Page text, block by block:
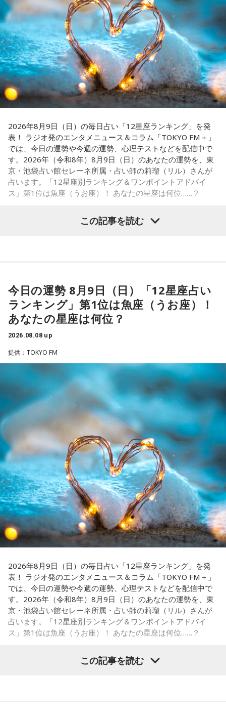
■実況：師岡正雄アナウンサー
■番組X：@showup1242
■ハッシュタグ：#ショウアップナイター #60n
■メールアドレス：89@1242.com
■番組ホームページ：https://www.1242.com/showup
ペナントレースも終盤に差し掛かり、古巣・ヤクルトにとっ
て勝負の夏となる神宮球場の一戦での髙津氏ならではの視点
に注目が集まる。
『ニッポン放送ショウアップナイター』では、今後も60周年
のアニバーサリーイヤーにふさわしい球界のレジェンドたち
がスペシャルゲスト解説者として登場する。さらに、リスナ
ーにとって嬉しい夏の味覚や現金が当たるプレゼント企画も
実施する。
■髙津臣吾 コメント
「ショウアップナイター」をお聴きの皆さま、ご無沙汰して
ペナントレース終盤の神宮球場、一つ一つのプレーの重みが
「ニッポン放送ショウアップナイター ヤクルト×DeNA」
■放送日時：8月15日（土） 17時50分～試合終了 （延長対
応あり）
■スペシャルゲスト解説：髙津臣吾
■実況：師岡正雄アナウンサー
■番組X：@showup1242
■ハッシュタグ：#ショウアップナイター #60n
■メールアドレス：89@1242.com
■番組ホームページ： https://www.1242.com/showup
2026年8月9日（日）の毎日占い「12星座ランキング」を発
表！ ラジオ発のエンタメニュース＆コラム「TOKYO FM＋」
では、今日の運勢や今週の運勢、心理テストなどを配信中で
す。2026年（令和8年）8月9日（日）のあなたの運勢を、東
京・池袋占い館セレーネ所属・占い師の莉瑠（リル）さんが
占います。「12星座別ランキング＆ワンポイントアドバイ
ス」第1位は魚座（うお座）！ あなたの星座は何位……？
【2位】蟹座（かに座）
好調な運気で心地よく過ごせる1日となりそうです。直感が冴
えやすい運気なので、選択に迷った際は自分の直感を参考に
してみてください。
学びや成長ができそうな1日です。今日は視野が広がりやすく
学びが深まりそうです。海外のことに目を向けたり、探究心
を大切に過ごしてみましょう。
【4位】山羊座（やぎ座）
対人運が好調です。今日は1対1のコミュニケーションが大切
な日。パートナーや大切な友人と深い話をしたり、普段は話
しづらい話題を取り上げてみたりするには良いタイミングで
す。
【5位】牡牛座（おうし座）
趣味や友達付き合いが活発な運気です。今日は心の充実感を
感じやすい日なので、好きなことをとことん楽しみましょ
う。ラッキーアイテムは、炭酸水。
【6位】乙女座（おとめ座）
人付き合いが好調で、楽しいことが広がっていくような運気
です。今日は色々な人と積極的にコミュニケーションをとっ
ていきましょう。
【7位】牡羊座（おひつじ座）
マイペースに過ごせると良い日です。今日は部屋の片付けを
したり、書類の整理をしたり、身の回りの整理を心掛けて過
ごしてみましょう。
仕事運が好調な日。今日がお休みの人も忙しさが目立ちそう
この記事を読む
今日の運勢 8月9日（日）「12星座占い
ランキング」第1位は魚座（うお座）！
あなたの星座は何位？
2026.08.08 up
提供：TOKYO FM
2026年8月9日（日）の毎日占い「12星座ランキング」を発
表！ ラジオ発のエンタメニュース＆コラム「TOKYO FM＋」
では、今日の運勢や今週の運勢、心理テストなどを配信中で
す。2026年（令和8年）8月9日（日）のあなたの運勢を、東
京・池袋占い館セレーネ所属・占い師の莉瑠（リル）さんが
占います。「12星座別ランキング＆ワンポイントアドバイ
ス」第1位は魚座（うお座）！ あなたの星座は何位……？
この記事を読む